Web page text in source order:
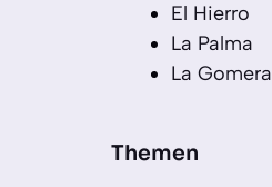
El Hierro
La Palma
La Gomera
Themen